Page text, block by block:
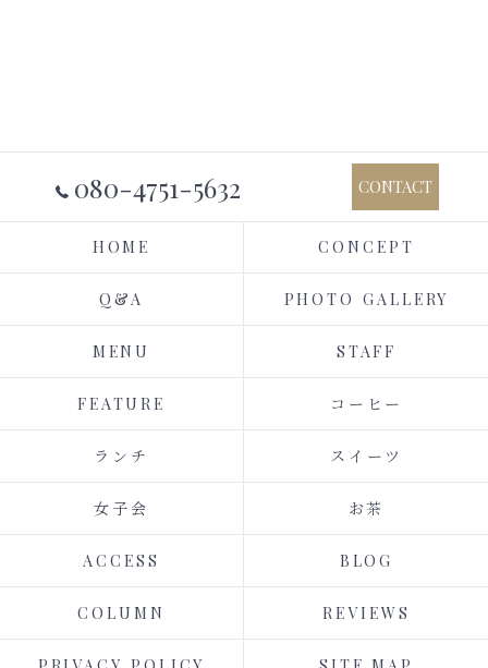
080-4751-5632 CONTACT
HOME CONCEPT
Q&A PHOTO GALLERY
MENU STAFF
FEATURE コーヒー
ランチ スイーツ
女子会 お茶
ACCESS BLOG
COLUMN REVIEWS